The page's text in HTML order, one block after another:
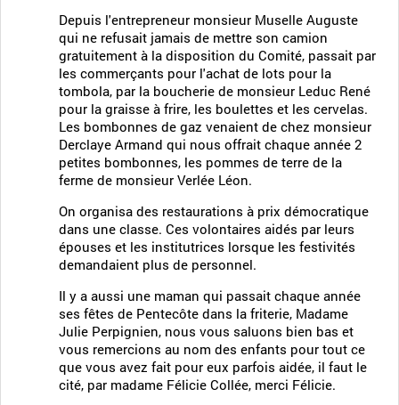
Depuis l'entrepreneur monsieur Muselle Auguste
qui ne refusait jamais de mettre son camion
gratuitement à la disposition du Comité, passait par
les commerçants pour l'achat de lots pour la
tombola, par la boucherie de monsieur Leduc René
pour la graisse à frire, les boulettes et les cervelas.
Les bombonnes de gaz venaient de chez monsieur
Derclaye Armand qui nous offrait chaque année 2
petites bombonnes, les pommes de terre de la
ferme de monsieur Verlée Léon.
On organisa des restaurations à prix démocratique
dans une classe. Ces volontaires aidés par leurs
épouses et les institutrices lorsque les festivités
demandaient plus de personnel.
Il y a aussi une maman qui passait chaque année
ses fêtes de Pentecôte dans la friterie, Madame
Julie Perpignien, nous vous saluons bien bas et
vous remercions au nom des enfants pour tout ce
que vous avez fait pour eux parfois aidée, il faut le
cité, par madame Félicie Collée, merci Félicie.